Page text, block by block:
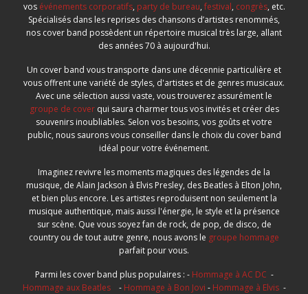
vos événements corporatifs, party de bureau, festival, congrès, etc.
Spécialisés dans les reprises des chansons d’artistes renommés,
nos cover band possèdent un répertoire musical très large, allant
des années 70 à aujourd'hui.
Un cover band vous transporte dans une décennie particulière et
vous offrent une variété de styles, d'artistes et de genres musicaux.
Avec une sélection aussi vaste, vous trouverez assurément le
groupe de coverqui saura charmer tous vos invités et créer des
souvenirs inoubliables. Selon vos besoins, vos goûts et votre
public, nous saurons vous conseiller dans le choix du cover band
idéal pour votre événement.
Imaginez revivre les moments magiques des légendes de la
musique, de Alain Jackson à Elvis Presley, des Beatles à Elton John,
et bien plus encore. Les artistes reproduisent non seulement la
musique authentique, mais aussi l'énergie, le style et la présence
sur scène. Que vous soyez fan de rock, de pop, de disco, de
country ou de tout autre genre, nous avons le groupe hommage
parfait pour vous.
Parmi les cover band plus populaires : - Hommage à AC DC -
Hommage aux Beatles
- Hommage à Bon Jovi - Hommage à Elvis -